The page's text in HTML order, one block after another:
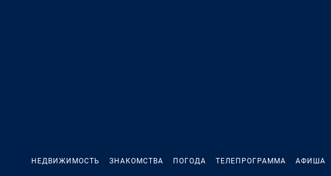
НЕДВИЖИМОСТЬ ЗНАКОМСТВА ПОГОДА ТЕЛЕПРОГРАММА АФИША